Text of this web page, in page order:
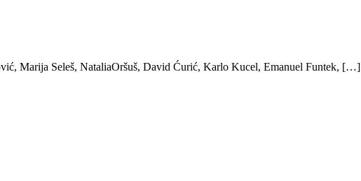
Marija Seleš, NataliaOršuš, David Ćurić, Karlo Kucel, Emanuel Funtek, […]